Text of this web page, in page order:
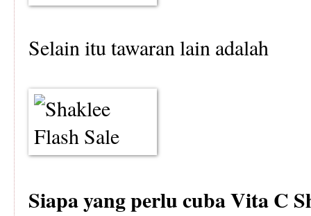
Selain itu tawaran lain adalah
Siapa yang perlu cuba Vita C